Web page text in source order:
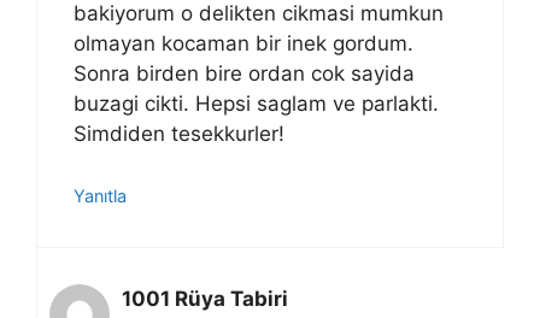
bakiyorum o delikten cikmasi mumkun
olmayan kocaman bir inek gordum.
Sonra birden bire ordan cok sayida
buzagi cikti. Hepsi saglam ve parlakti.
Simdiden tesekkurler!
Yanıtla
1001 Rüya Tabiri